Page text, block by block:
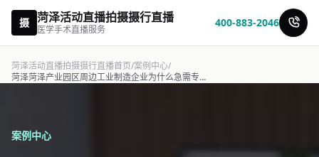
摄 菏泽活动直播拍摄摄行直播
医学手术直播服务
400-883-2046
菏泽活动直播拍摄摄行直播首页/案例中心/
菏泽菏泽产业园区周边工业制造企业为什么急需专业的消防应急应急演练直播？三个不得不-摄行直播
案例中心